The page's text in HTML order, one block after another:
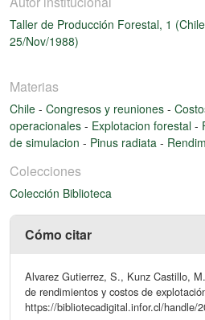
Taller de Producción Forestal, 1
25/Nov/1988)
Materias
Chile - Congresos y reuniones -
operacionales - Explotacion forestal -
de simulacion - Pinus radiata -
Colecciones
Colección Biblioteca
Cómo citar
Alvarez Gutierrez, S., Kunz Castillo,
de rendimientos y costos de
https://bibliotecadigital.infor.cl/handle/